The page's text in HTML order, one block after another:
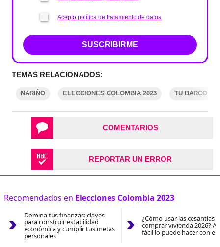
Acepto política de tratamiento de datos
SUSCRIBIRME
TEMAS RELACIONADOS:
NARIÑO ELECCIONES COLOMBIA 2023 TU BARCO
COMENTARIOS
REPORTAR UN ERROR
Recomendados en Elecciones Colombia 2023
Domina tus finanzas: claves
para construir estabilidad
económica y cumplir tus metas
personales
¿Cómo usar las cesantías
comprar vivienda 2026?
fácil lo puede hacer con el